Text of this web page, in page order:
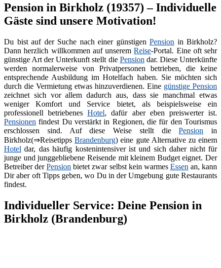
Pension in Birkholz (19357) – Individuelle
Gäste sind unsere Motivation!
Du bist auf der Suche nach einer günstigen Pension in Birkholz?
Dann herzlich willkommen auf unseremReise-Portal. Eine oft sehr
günstige Art der Unterkunft stellt die Pension dar. Diese Unterkünfte
werden normalerweise von Privatpersonen betrieben, die keine
entsprechende Ausbildung im Hotelfach haben. Sie möchten sich
durch die Vermietung etwas hinzuverdienen. Eine günstige Pension
zeichnet sich vor allem dadurch aus, dass sie manchmal etwas
weniger Komfort und Service bietet, als beispielsweise ein
professionell betriebenesHotel, dafür aber eben preiswerter ist.
Pensionen findest Du verstärkt in Regionen, die für den Tourismus
erschlossen sind. Auf diese Weise stellt diePension in
Birkholz(⇒ReisetippsBrandenburg) eine gute Alternative zu einem
Hotel dar, das häufig kostenintensiver ist und sich daher nicht für
junge und junggebliebene Reisende mit kleinem Budget eignet. Der
Betreiber derPension bietet zwar selbst kein warmes Essen an, kann
Dir aber oft Tipps geben, wo Du in der Umgebung gute Restaurants
findest.
Individueller Service: Deine Pension in
Birkholz (Brandenburg)